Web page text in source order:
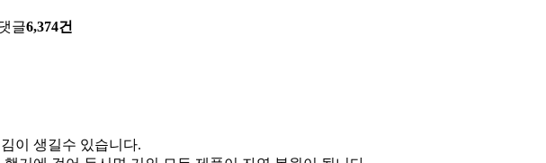
글6,374건
이 생길수 있습니다.